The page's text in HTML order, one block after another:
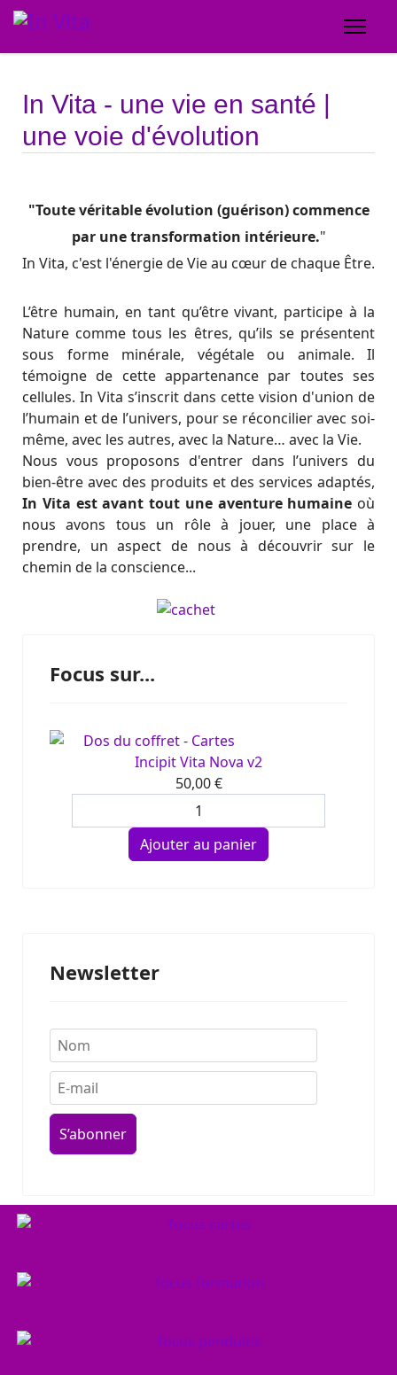
In Vita - une vie en santé |
une voie d'évolution
"Toute véritable évolution (guérison) commence
par une transformation intérieure."
In Vita, c'est l'énergie de Vie au cœur de chaque Être.
L’être humain, en tant qu’être vivant, participe à la
Nature comme tous les êtres, qu’ils se présentent
sous forme minérale, végétale ou animale. Il
témoigne de cette appartenance par toutes ses
cellules. In Vita s’inscrit dans cette vision d'union de
l’humain et de l’univers, pour se réconcilier avec soi-
même, avec les autres, avec la Nature… avec la Vie.
Nous vous proposons d'entrer dans l’univers du
bien-être avec des produits et des services adaptés,
In Vita est avant tout une aventure humaine où
nous avons tous un rôle à jouer, une place à
prendre, un aspect de nous à découvrir sur le
chemin de la conscience...
Focus sur...
Incipit Vita Nova v2
50,00 €
Newsletter
S’abonner
UN CHEMIN VERS SOI, PRÉCIS, PUISSANT...
TOUTES LES DATES POUR DES ÉVÈNEMENTS